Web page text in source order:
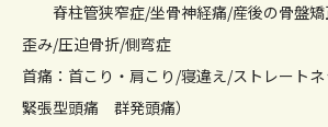
脊柱管狭窄症/坐骨神経痛/産後の骨盤矯
歪み/圧迫骨折/側弯症
首痛：首こり・肩こり/寝違え/ストレート
緊張型頭痛 群発頭痛）